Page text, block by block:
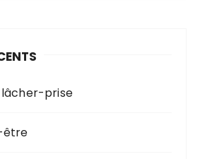
lâcher-prise
être